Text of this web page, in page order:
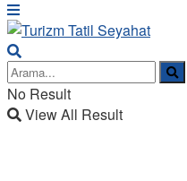
No Result
View All Result